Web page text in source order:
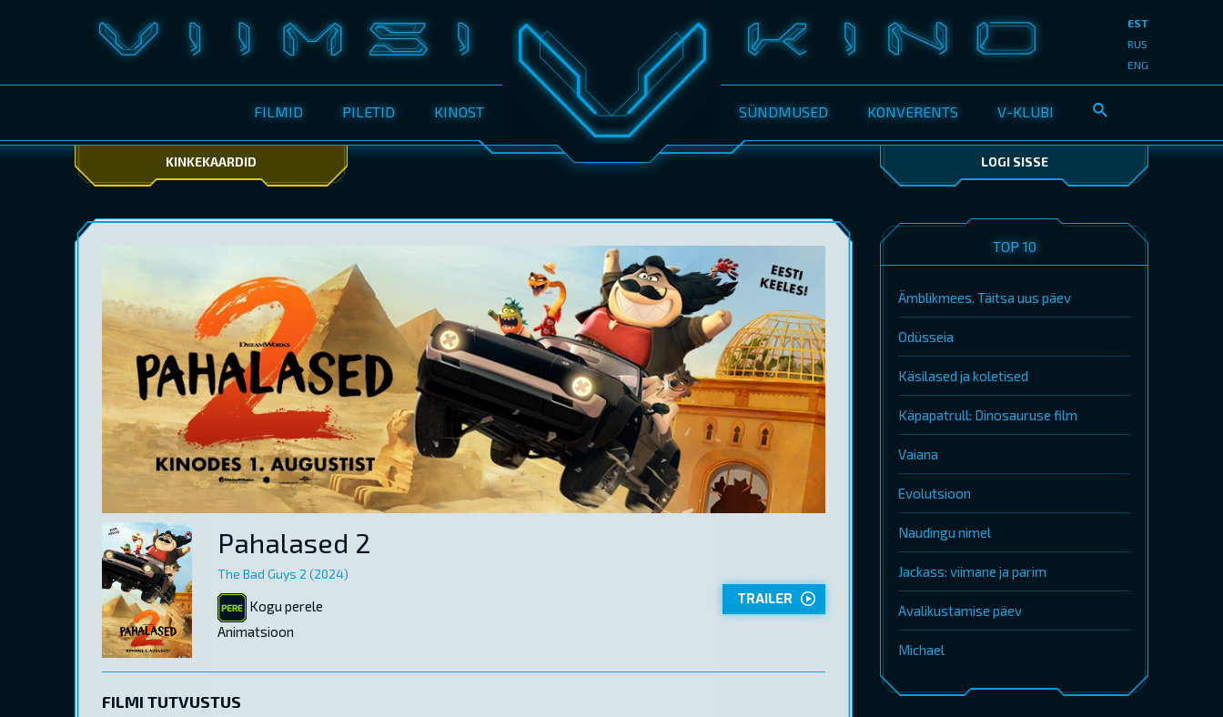
FILMID PILETID KINOST SÜNDMUSED KONVERENTS V-KLUBI
EST
RUS
ENG
KINKEKAARDID LOGI SISSE
Pahalased 2
The Bad Guys 2 (2024)
Kogu perele
Animatsioon
TRAILER
FILMI TUTVUSTUS
TOP 10
Ämblikmees. Täitsa uus päev
Odüsseia
Käsilased ja koletised
Käpapatrull: Dinosauruse film
Vaiana
Evolutsioon
Naudingu nimel
Jackass: viimane ja parim
Avalikustamise päev
Michael